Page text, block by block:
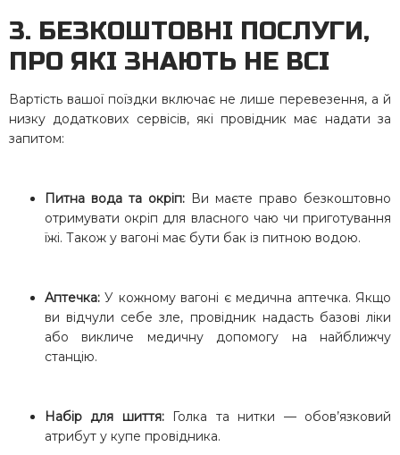
3. БЕЗКОШТОВНІ ПОСЛУГИ,
ПРО ЯКІ ЗНАЮТЬ НЕ ВСІ
Вартість вашої поїздки включає не лише перевезення, а й
низку додаткових сервісів, які провідник має надати за
запитом:
Питна вода та окріп: Ви маєте право безкоштовно
отримувати окріп для власного чаю чи приготування
їжі. Також у вагоні має бути бак із питною водою.
Аптечка: У кожному вагоні є медична аптечка. Якщо
ви відчули себе зле, провідник надасть базові ліки
або викличе медичну допомогу на найближчу
станцію.
Набір для шиття:Голка та нитки — обов’язковий
атрибут у купе провідника.